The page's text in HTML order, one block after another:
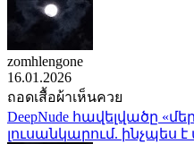
zomhlengone
16.01.2026
ถอดเสื้อผ้าเห็นควย
DeepNude հավելվածը
լուսանկարում. ինչպես